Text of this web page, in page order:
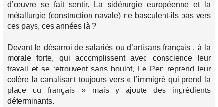
d’œuvre se fait sentir. La sidérurgie européenne et la
métallurgie (construction navale) ne basculent-ils pas vers
ces pays, ces années là ?
Devant le désarroi de salariés ou d’artisans français , à la
morale forte, qui accomplissent avec conscience leur
travail et se retrouvent sans boulot, Le Pen reprend leur
colère la canalisant toujours vers « l’immigré qui prend la
place du français » mais y ajoute des ingrédients
déterminants.